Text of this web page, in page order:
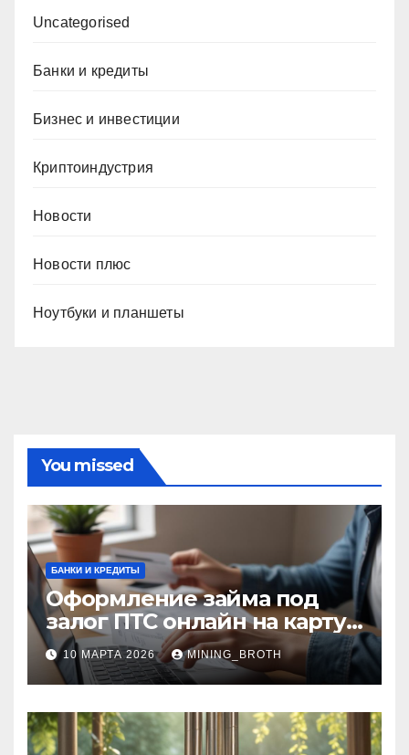
Uncategorised
Банки и кредиты
Бизнес и инвестиции
Криптоиндустрия
Новости
Новости плюс
Ноутбуки и планшеты
You missed
БАНКИ И КРЕДИТЫ
Оформление займа под
залог ПТС онлайн на карту
без визита в офис: порядок,
требования и документы
10 МАРТА 2026 MINING_BROTH